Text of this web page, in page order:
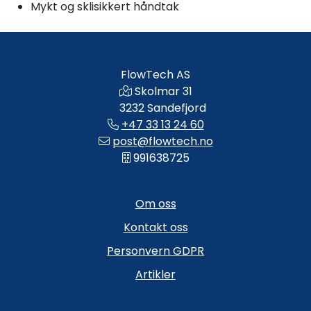
Mykt og sklisikkert håndtak
FlowTech AS
Skolmar 31
3232 Sandefjord
+47 33 13 24 60
post@flowtech.no
991638725
Om oss
Kontakt oss
Personvern GDPR
Artikler